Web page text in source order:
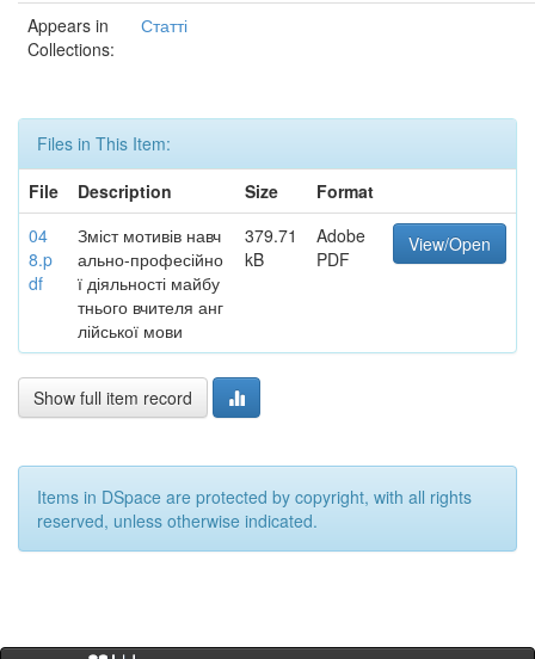
Appears in
Collections:
Статті
Files in This Item:
File
Description Size
Format
04
8.p
df
Зміст мотивів навч
ально-професійно
ї діяльності майбу
тнього вчителя анг
лійської мови
379.71
kB
Adobe
PDF
View/Open
Show full item record
Items in DSpace are protected by copyright, with all rights
reserved, unless otherwise indicated.